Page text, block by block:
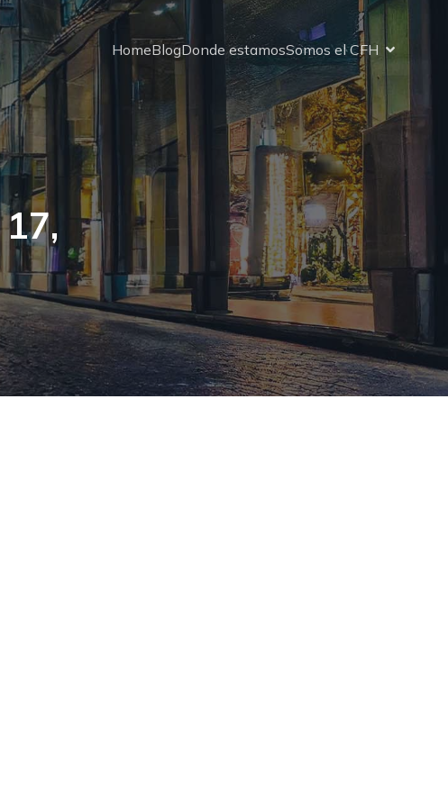
HomeBlogDonde estamosSomos el CFH